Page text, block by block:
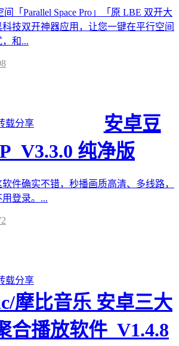
「Parallel Space Pro」「原 LBE 双开大
技双开神器应用，让您一键在平行空间
和...
载分享
安卓豆
纯净版
件确实不错，秒播画质高清、多线路，
登录。...
载分享
摩比音乐 安卓三大
合播放软件_V1.4.8